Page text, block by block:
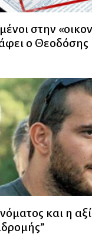
στην
ο Θεοδόσης
και η